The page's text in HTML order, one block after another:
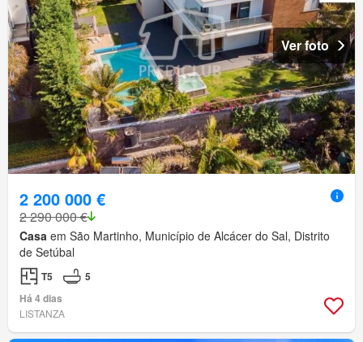
Ver foto
2 200 000 €
2 290 000 €
Casa em São Martinho, Município de Alcácer do Sal, Distrito
de Setúbal
T5
5
Há 4 dias
LISTANZA